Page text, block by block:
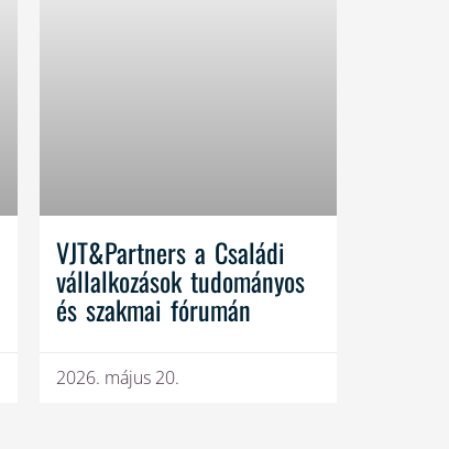
VJT&Partners a Családi
vállalkozások tudományos
és szakmai fórumán
2026. május 20.